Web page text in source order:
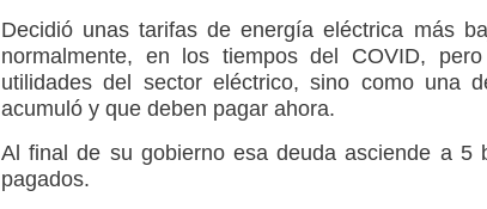
Decidió unas tarifas de energía eléctrica más
normalmente, en los tiempos del COVID,
utilidades del sector eléctrico, sino como una
acumuló y que deben pagar ahora.
Al final de su gobierno esa deuda asciende a 5
pagados.